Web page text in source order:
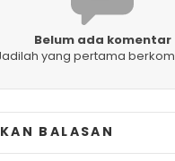
Belum ada komentar
yang pertama
BALASAN